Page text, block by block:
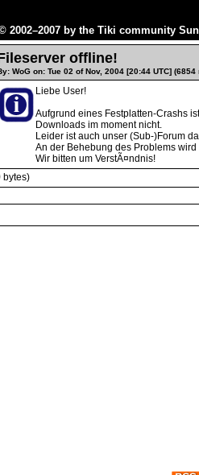
2002–2007 by the Tiki community
offline!
WoG on: Tue 02 of Nov, 2004 [20:44 UTC] (6854
Liebe User!
Aufgrund eines Festplatten-Crashs
Downloads im moment nicht.
Leider ist auch unser (Sub-)Forum
An der Behebung des Problems wird
Wir bitten um VerstÃ¤ndnis!
bytes)